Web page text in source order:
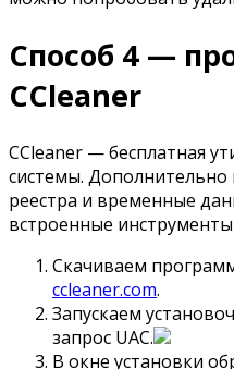
Способ 4 —
CCleaner
CCleaner — бесплатная
системы. Дополнительно
реестра и временные
встроенные
Скачиваем
ccleaner.com.
Запускаем
запрос UAC.
В окне установки